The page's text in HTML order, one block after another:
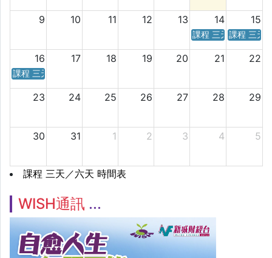
9 10 11 12 13 14 15
課程 三天／六天 時
課程 三天
16 17 18 19 20 21 22
課程 三天／六天 時間表
23 24 25 26 27 28 29
30 31 1 2 3 4 5
課程 三天／六天 時間表
WISH通訊